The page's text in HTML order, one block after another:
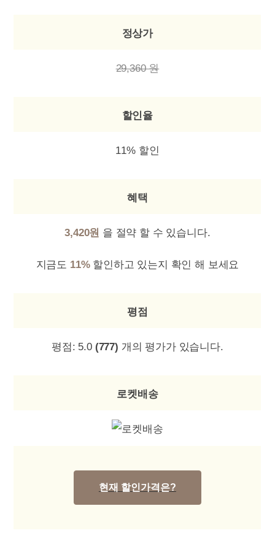
정상가
29,360 원
할인율
11% 할인
혜택
3,420원 을 절약 할 수 있습니다.
지금도 11%할인하고 있는지 확인 해 보세요
평점
평점: 5.0 (777) 개의 평가가 있습니다.
로켓배송
현재 할인가격은?